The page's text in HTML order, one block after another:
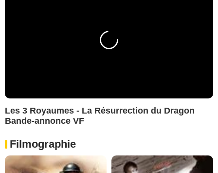
Les 3 Royaumes - La Résurrection du Dragon
Bande-annonce VF
Filmographie